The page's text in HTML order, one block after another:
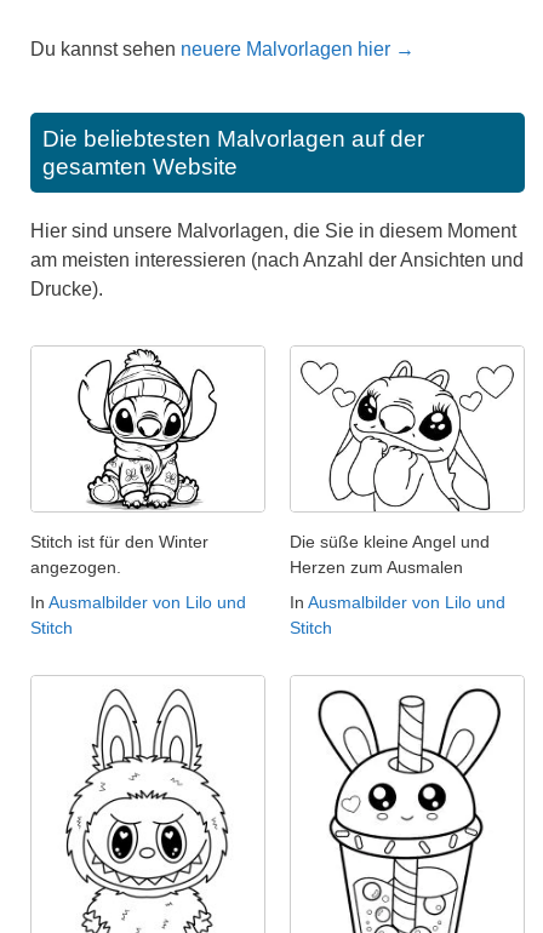
Du kannst sehen neuere Malvorlagen hier →
Die beliebtesten Malvorlagen auf der
gesamten Website
Hier sind unsere Malvorlagen, die Sie in diesem Moment
am meisten interessieren (nach Anzahl der Ansichten und
Drucke).
Stitch ist für den Winter
angezogen.
In Ausmalbilder von Lilo und
Stitch
Die süße kleine Angel und
Herzen zum Ausmalen
In Ausmalbilder von Lilo und
Stitch